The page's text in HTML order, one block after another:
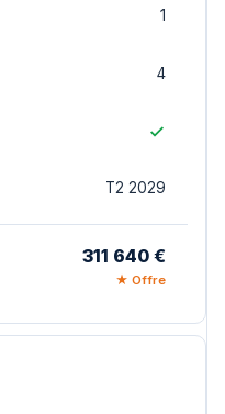
1
4
T2 2029
311 640 €
★ Offre